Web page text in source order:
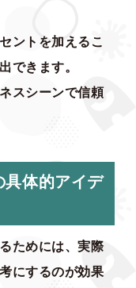
ントを加えるこ
できます。
スシーンで信頼
具体的アイデ
ためには、実際
にするのが効果